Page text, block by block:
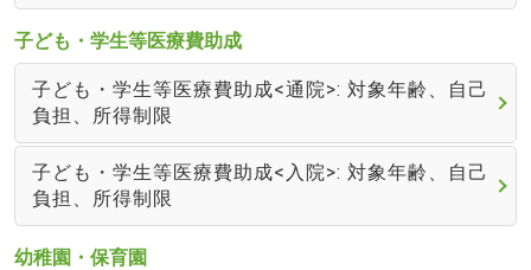
子ども・学生等医療費助成
子ども・学生等医療費助成<通院>: 対象年齢、自己
負担、所得制限
子ども・学生等医療費助成<入院>: 対象年齢、自己
負担、所得制限
幼稚園・保育園